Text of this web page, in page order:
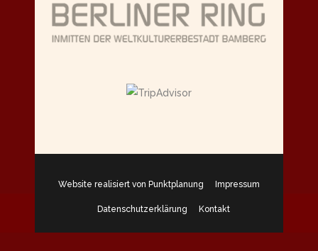
Website realisiert von Punktplanung Impressum
Datenschutzerklärung Kontakt
Jetzt Zimmer reservieren